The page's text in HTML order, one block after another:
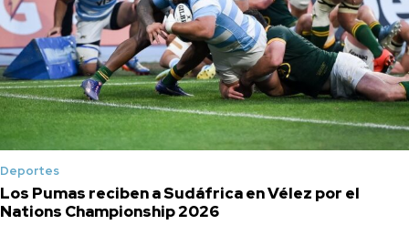
Deportes
Los Pumas reciben a Sudáfrica en Vélez por el
Nations Championship 2026